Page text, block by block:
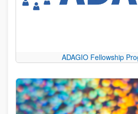
ADAGIO Fellowship